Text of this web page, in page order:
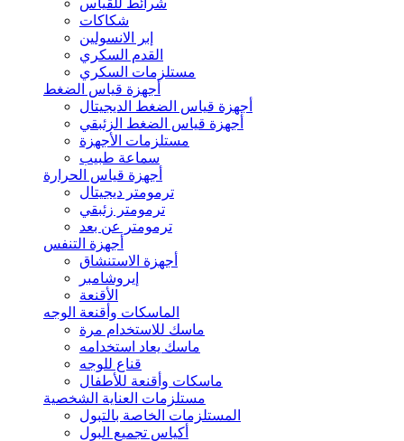
شرائط للقياس
شكاكات
إبر الانسولين
القدم السكري
مستلزمات السكري
أجهزة قياس الضغط
أجهزة قياس الضغط الديجيتال
أجهزة قياس الضغط الزئبقي
مستلزمات الأجهزة
سماعة طبيب
أجهزة قياس الحرارة
ترمومتر ديجيتال
ترمومتر زئبقي
ترمومتر عن بعد
أجهزة التنفس
أجهزة الاستنشاق
إيروشامبر
الأقنعة
الماسكات وأقنعة الوجه
ماسك للاستخدام مرة
ماسك يعاد استخدامه
قناع للوجه
ماسكات وأقنعة للأطفال
مستلزمات العناية الشخصية
المستلزمات الخاصة بالتبول
أكياس تجميع البول